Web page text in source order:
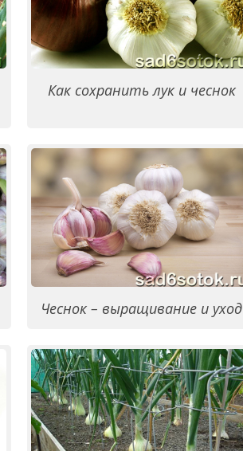
Как сохранить лук и чеснок
Чеснок – выращивание и уход